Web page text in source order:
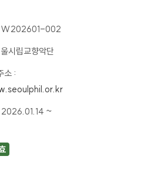
W202601-002
시립교향악단
소 :
2026.01.14 ~